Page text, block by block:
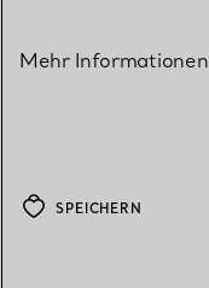
Mehr Informationen
SPEICHERN